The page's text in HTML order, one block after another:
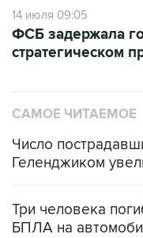
14 июля 09:05
ФСБ задержала
стратегическом
САМОЕ ЧИТАЕМОЕ
Число
Геленджиком
Три человека
БПЛА на